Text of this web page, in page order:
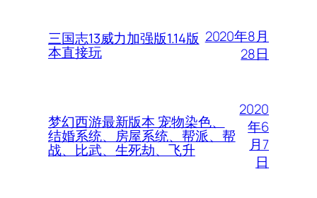
三国志13威力加强版1.14版
本直接玩
2020年8月
28日
梦幻西游最新版本 宠物染色、
结婚系统、房屋系统、帮派、帮
战、比武、生死劫、飞升
2020
年6
月7
日